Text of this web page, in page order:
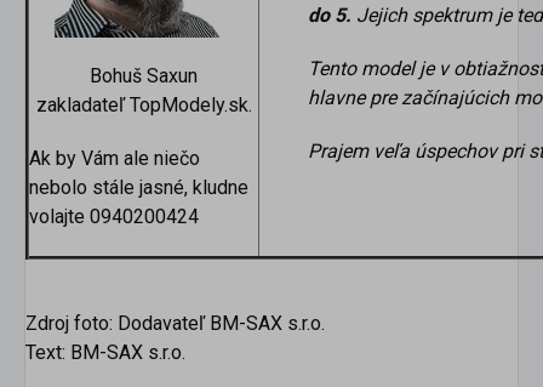
Bohuš Saxun
zakladateľ TopModely.sk.
Ak by Vám ale niečo
nebolo stále jasné, kludne
volajte 0940200424
do 5. Jejich spektrum je
Tento model je v
hlavne pre začínajúcich
Prajem veľa úspechov pri
Zdroj foto: Dodavateľ BM-SAX s.r.o.
Text: BM-SAX s.r.o.